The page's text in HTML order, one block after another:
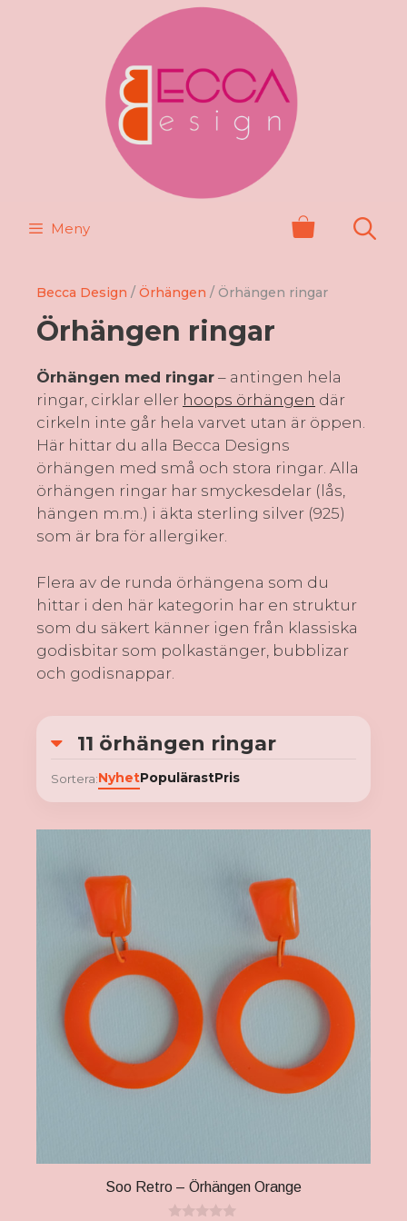
Meny
Becca Design / Örhängen / Örhängen ringar
Örhängen ringar
Örhängen med ringar – antingen hela
ringar, cirklar eller hoops örhängen där
cirkeln inte går hela varvet utan är öppen.
Här hittar du alla Becca Designs
örhängen med små och stora ringar. Alla
örhängen ringar har smyckesdelar (lås,
hängen m.m.) i äkta sterling silver (925)
som är bra för allergiker.
Flera av de runda örhängena som du
hittar i den här kategorin har en struktur
som du säkert känner igen från klassiska
godisbitar som polkastänger, bubblizar
och godisnappar.
11 örhängen ringar
Sortera:NyhetPopulärastPris
Soo Retro – Örhängen Orange